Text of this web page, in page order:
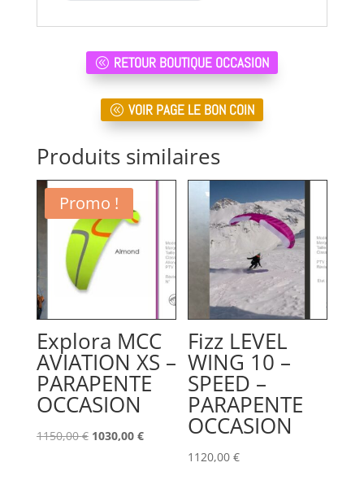
RETOUR BOUTIQUE OCCASION
VOIR PAGE LE BON COIN
Produits similaires
Promo !
Explora MCC
AVIATION XS –
PARAPENTE
OCCASION
1150,00€ Le
1030,00 €Le
Fizz LEVEL
WING 10 –
SPEED –
PARAPENTE
OCCASION
1120,00€